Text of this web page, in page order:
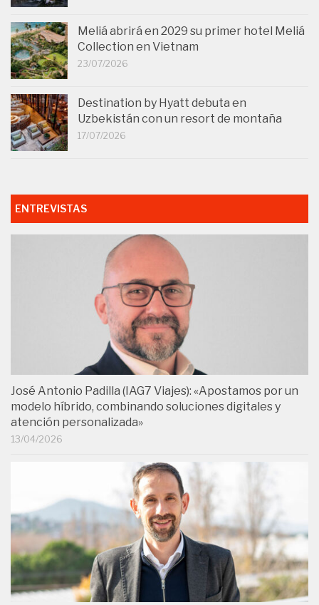
Meliá abrirá en 2029 su primer hotel Meliá
Collection en Vietnam
23/07/2026
Destination by Hyatt debuta en
Uzbekistán con un resort de montaña
17/07/2026
ENTREVISTAS
José Antonio Padilla (IAG7 Viajes): «Apostamos por un
modelo híbrido, combinando soluciones digitales y
atención personalizada»
13/04/2026